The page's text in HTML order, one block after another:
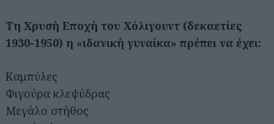
Τη Χρυσή Εποχή του Χόλιγουντ (δεκαετίες
1930-1950) η «ιδανική γυναίκα» πρέπει να έχει:
Καμπύλες
Φιγούρα κλεψύδρας
Μεγάλο στήθος